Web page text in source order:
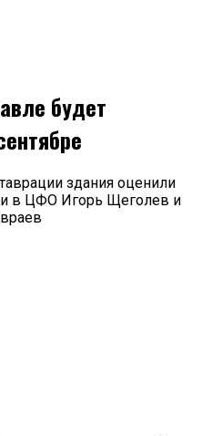
будет
здания оценили
в ЦФО Игорь Щеголев и